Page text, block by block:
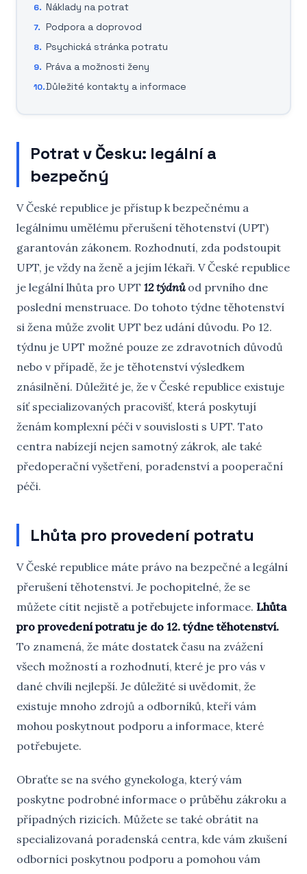
Náklady na potrat
Podpora a doprovod
Psychická stránka potratu
Práva a možnosti ženy
Důležité kontakty a informace
Potrat v Česku: legální a
bezpečný
V České republice je přístup k bezpečnému a
legálnímu umělému přerušení těhotenství (UPT)
garantován zákonem. Rozhodnutí, zda podstoupit
UPT, je vždy na ženě a jejím lékaři. V České republice
je legální lhůta pro UPT 12 týdnůod prvního dne
poslední menstruace. Do tohoto týdne těhotenství
si žena může zvolit UPT bez udání důvodu. Po 12.
týdnu je UPT možné pouze ze zdravotních důvodů
nebo v případě, že je těhotenství výsledkem
znásilnění. Důležité je, že v České republice existuje
síť specializovaných pracovišť, která poskytují
ženám komplexní péči v souvislosti s UPT. Tato
centra nabízejí nejen samotný zákrok, ale také
předoperační vyšetření, poradenství a pooperační
péči.
Lhůta pro provedení potratu
V České republice máte právo na bezpečné a legální
přerušení těhotenství. Je pochopitelné, že se
můžete cítit nejistě a potřebujete informace. Lhůta
pro provedení potratu je do 12. týdne těhotenství.
To znamená, že máte dostatek času na zvážení
všech možností a rozhodnutí, které je pro vás v
dané chvíli nejlepší. Je důležité si uvědomit, že
existuje mnoho zdrojů a odborníků, kteří vám
mohou poskytnout podporu a informace, které
potřebujete.
Obraťte se na svého gynekologa, který vám
poskytne podrobné informace o průběhu zákroku a
případných rizicích. Můžete se také obrátit na
specializovaná poradenská centra, kde vám zkušení
odborníci poskytnou podporu a pomohou vám